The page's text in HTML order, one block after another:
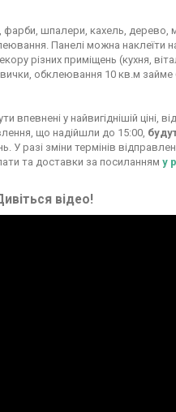
фарби, шпалери, кахель, дерево,
Панелі можна наклеїти
різних приміщень (кухня,
обклеювання 10 кв.м займе
у найвигіднішій ціні,
що надійшли до 15:00,
У разі зміни термінів
та доставки за посиланням у
відео!